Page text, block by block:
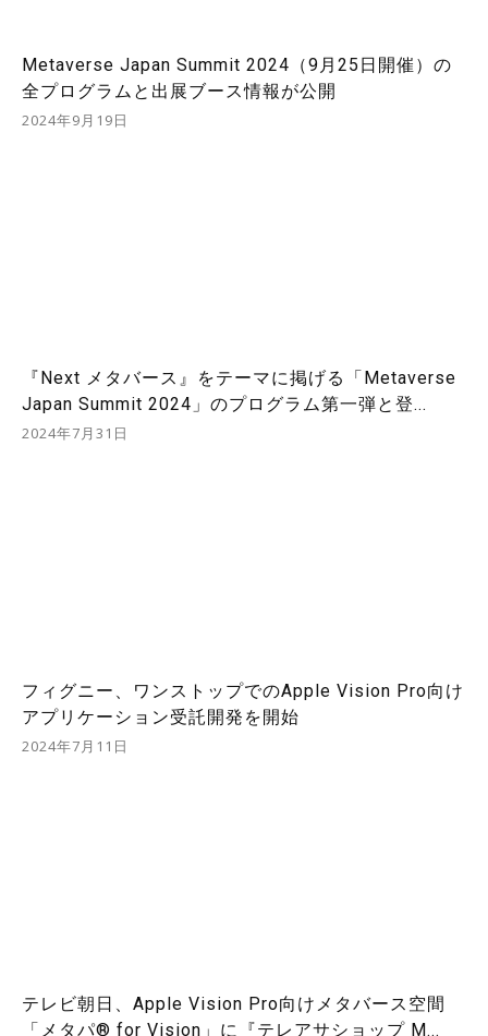
Metaverse Japan Summit 2024（9月25日開催）の
全プログラムと出展ブース情報が公開
2024年9月19日
『Next メタバース』をテーマに掲げる「Metaverse
Japan Summit 2024」のプログラム第一弾と登...
2024年7月31日
フィグニー、ワンストップでのApple Vision Pro向け
アプリケーション受託開発を開始
2024年7月11日
テレビ朝日、Apple Vision Pro向けメタバース空間
「メタパ® for Vision」に『テレアサショップ M...